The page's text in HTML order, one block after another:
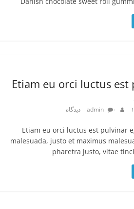
Etiam eu orci luctus est
admin ۰ دیدگاه
Etiam eu orci luctus est pulvinar
malesuada, justo et maximus
pharetra justo, vitae